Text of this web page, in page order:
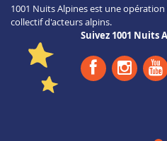
1001 Nuits Alpines est une
collectif d'acteurs alpins.
Suivez 1001 Nuits